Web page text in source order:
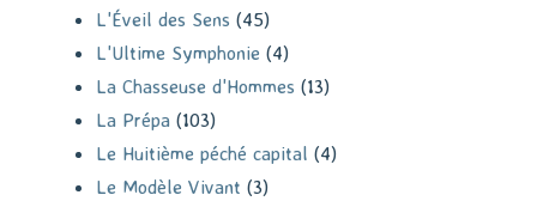
L'Éveil des Sens (45)
L'Ultime Symphonie (4)
La Chasseuse d'Hommes (13)
La Prépa (103)
Le Huitième péché capital (4)
Le Modèle Vivant (3)